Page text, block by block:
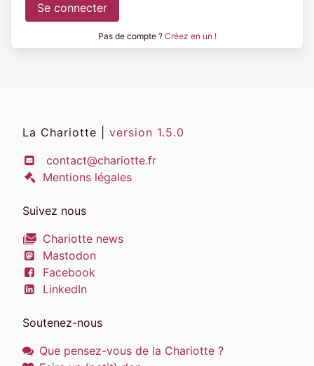
Se connecter
Pas de compte ? Créez en un !
La Chariotte | version 1.5.0
contact@chariotte.fr
Mentions légales
Suivez nous
Chariotte news
Mastodon
Facebook
LinkedIn
Soutenez-nous
Que pensez-vous de la Chariotte ?